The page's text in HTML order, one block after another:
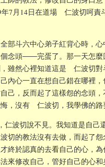
7月14日在道場 仁波切呵責
部斗六中心弟子紅背心時，
念頭――完蛋了。那一天怎麼
雖然心裡知道這是 仁波切
內心一直在想自己錯在哪裡
己，反而起了這樣怨的念頭
，沒有 仁波切，我學佛的路
仁波切說不見。我知道是自
切的教法沒有去做，而起了
終於認真的去看自己的心，
來修改自己，管好自己的心